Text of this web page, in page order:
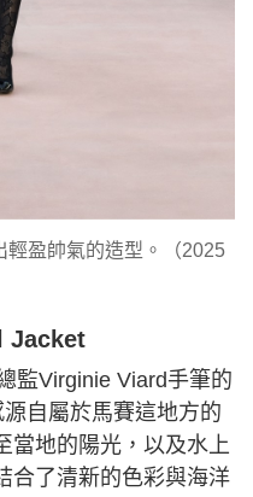
輕盈帥氣的造型。（2025
Jacket
監Virginie Viard手筆的
自屬於馬賽這地方的
當地的陽光，以及水上
合了清新的色彩與海洋